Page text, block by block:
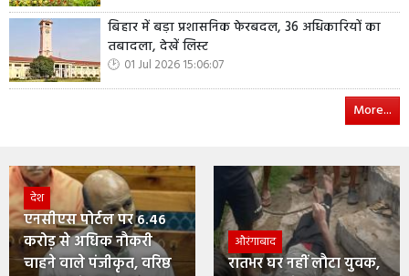
बिहार में बड़ा प्रशासनिक फेरबदल, 36 अधिकारियों का
तबादला, देखें लिस्ट
01 Jul 2026 15:06:07
More...
देश
एनसीएस पोर्टल पर 6.46
करोड़ से अधिक नौकरी
चाहने वाले पंजीकृत, वरिष्ठ
औरंगाबाद
रातभर घर नहीं लौटा युवक,